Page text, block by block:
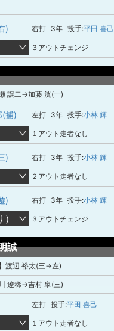
) 右打 3年 投手:平田 喜己
３アウトチェンジ
譲二→加藤 洸(一)
(捕) 左打 3年 投手:小林 輝
１アウト走者なし
) 右打 3年 投手:小林 輝
２アウト走者なし
) 右打 3年 投手:小林 輝
３アウトチェンジ
誠
渡辺 裕太(三→左)
遼稀→吉村 皐(三)
左打 投手:平田 喜己
１アウト走者なし